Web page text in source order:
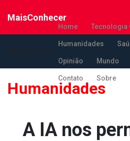
MaisConhecer
Home Tecnologia
Humanidades
Opinião Mundo
Contato Sobre
Humanidades
A IA nos